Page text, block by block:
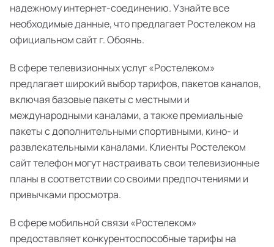
надежному интернет-соединению. Узнайте все
необходимые данные, что предлагает Ростелеком на
официальном сайт г. Обоянь.
В сфере телевизионных услуг «Ростелеком»
предлагает широкий выбор тарифов, пакетов каналов,
включая базовые пакеты с местными и
международными каналами, а также премиальные
пакеты с дополнительными спортивными, кино- и
развлекательными каналами. Клиенты Ростелеком
сайт телефон могут настраивать свои телевизионные
планы в соответствии со своими предпочтениями и
привычками просмотра.
В сфере мобильной связи «Ростелеком»
предоставляет конкурентоспособные тарифы на